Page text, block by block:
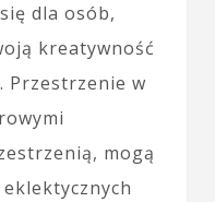
dla osób,
kreatywność
Przestrzenie w
mogą
eklektycznych